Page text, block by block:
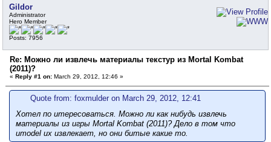
Gildor
Administrator
Hero Member
Posts: 7956
Re: Можно ли извлечь материалы текстур из Mortal Kombat
(2011)?
« Reply #1 on: March 29, 2012, 12:46 »
Quote from: foxmulder on March 29, 2012, 12:41
Хотел по итересоваться. Можно ли как нибудь извлечь
материалы из игры Mortal Kombat (2011)? Дело в том что
umodel их извлекает, но они битые какие то.